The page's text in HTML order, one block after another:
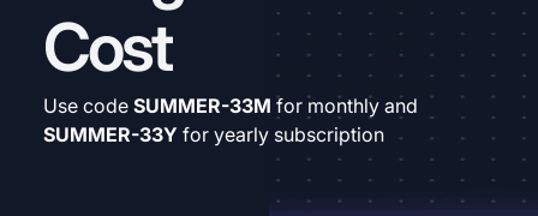
Cost
Use code SUMMER-33M for monthly and
SUMMER-33Y for yearly subscription